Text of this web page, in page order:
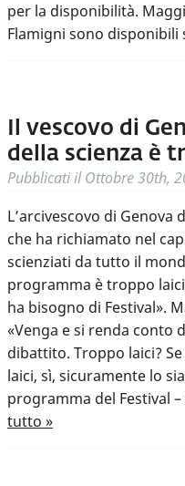
per la disponibilità.
Flamigni sono disponibili
Il vescovo di
della scienza è
Pubblicati ilOttobre 30th,
L’arcivescovo di Genova
che ha richiamato nel
scienziati da tutto il
programma è troppo
ha bisogno di Festival».
«Venga e si renda conto
dibattito. Troppo laici?
laici, sì, sicuramente lo
programma del Festival
tutto »